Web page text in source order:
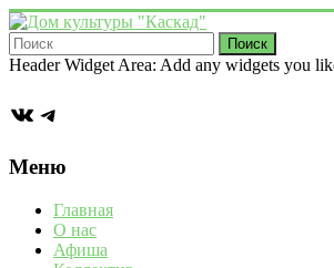
Перейти
к
содержимому
Дом
"Каскад"
Учреждение
культуры
деревне
Васькино
городского
Header Widget Area: Add any widgets you
ВКонтакте
Telegram
Меню
Главная
О нас
Афиша